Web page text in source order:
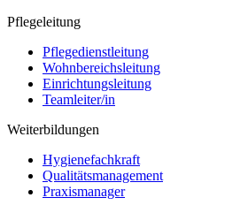
Pflegeleitung
Pflegedienstleitung
Wohnbereichsleitung
Einrichtungsleitung
Teamleiter/in
Weiterbildungen
Hygienefachkraft
Qualitätsmanagement
Praxismanager